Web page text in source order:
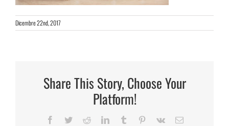
Dicembre 22nd, 2017
Share This Story, Choose Your
Platform!
Facebook
TwitterRedditLinkedInTumblr Pinterest
Vk Email